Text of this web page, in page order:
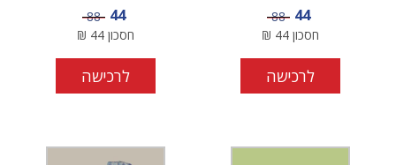
מחיר מבצע
44 מחיר
88
חסכון 44
₪
לרכישה
מחיר מבצע
44 מחיר
88
חסכון 44
₪
לרכישה